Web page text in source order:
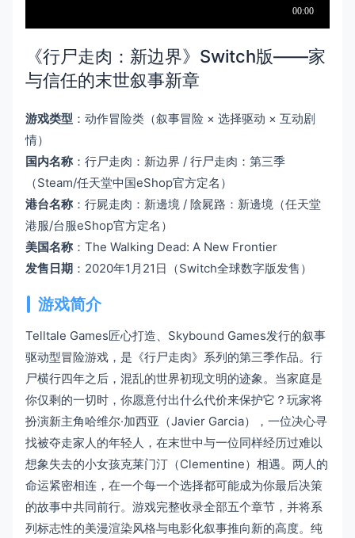
《行尸走肉：新边界》Switch版——家
与信任的末世叙事新章
游戏类型 ：动作冒险类（叙事冒险 × 选择驱动 × 互动剧
情）
国内名称：行尸走肉：新边界 / 行尸走肉：第三季
（Steam/任天堂中国eShop官方定名）
港台名称：行屍走肉：新邊境 / 陰屍路：新邊境（任天堂
港服/台服eShop官方定名）
美国名称：The Walking Dead: A New Frontier
发售日期 ：2020年1月21日（Switch全球数字版发售）
游戏简介
Telltale Games匠心打造、Skybound Games发行的叙事
驱动型冒险游戏，是《行尸走肉》系列的第三季作品。行
尸横行四年之后，混乱的世界初现文明的迹象。当家庭是
你仅剩的一切时，你愿意付出什么代价来保护它？玩家将
扮演新主角哈维尔·加西亚（Javier Garcia），一位决心寻
找被夺走家人的年轻人，在末世中与一位同样经历过难以
想象失去的小女孩克莱门汀（Clementine）相遇。两人的
命运紧密相连，在一个每一个选择都可能成为你最后决策
的故事中共同前行。游戏完整收录全部五个章节，并将系
列标志性的美漫渲染风格与电影化叙事推向新的高度。纯